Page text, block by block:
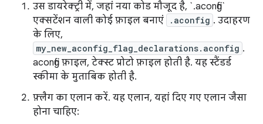
उस डायरेक्ट्री में, जहां नया कोड मौजूद है, `.aconfig`
एक्सटेंशन वाली कोई फ़ाइल बनाएं
.aconfig . उदाहरण
के लिए,
my_new_aconfig_flag_declarations.aconfig .
aconfig फ़ाइल, टेक्स्ट प्रोटो फ़ाइल होती है. यह स्टैंडर्ड
स्कीमा के मुताबिक होती है.
फ़्लैग का एलान करें. यह एलान, यहां दिए गए एलान जैसा
होना चाहिए: